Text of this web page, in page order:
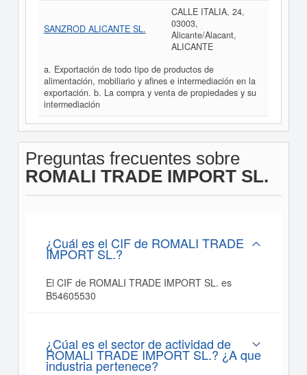
SANZROD ALICANTE SL.
CALLE ITALIA, 24,
03003,
Alicante/Alacant,
ALICANTE
a. Exportación de todo tipo de productos de
alimentación, mobiliario y afines e intermediación en la
exportación. b. La compra y venta de propiedades y su
intermediación
Preguntas frecuentes sobre
ROMALI TRADE IMPORT SL.
¿Cuál es el CIF de ROMALI TRADE
IMPORT SL.?
El CIF de ROMALI TRADE IMPORT SL. es
B54605530
¿Cúal es el sector de actividad de
ROMALI TRADE IMPORT SL.? ¿A que
industria pertenece?